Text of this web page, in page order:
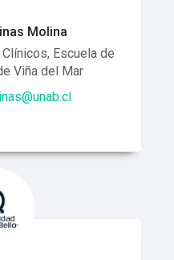
Molina
Escuela de
Viña del Mar